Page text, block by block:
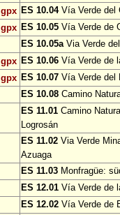
gpx ES 10.04Vía Verde del
gpx ES 10.05 Vía Verde de
ES 10.05aVia Verde
gpx ES 10.06 Vía Verde de
gpx ES 10.07 Vía Verde del
ES 10.08 Camino
ES 11.01 Camino
Logrosán
ES 11.02 Via Verde
Azuaga
ES 11.03 Monfragüe:
ES 12.01 Vía Verde de
ES 12.02 Vía Verde de